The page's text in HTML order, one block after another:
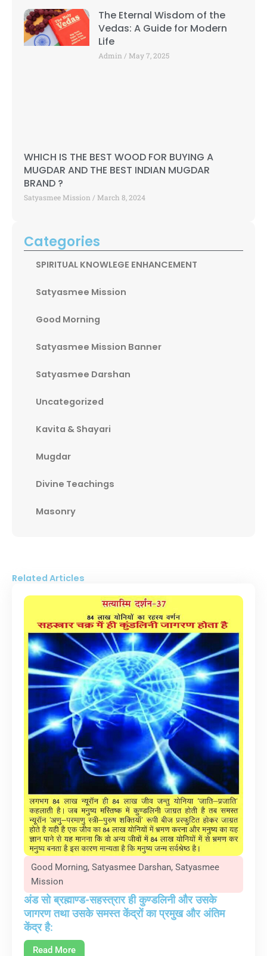
The Eternal Wisdom of the
Vedas: A Guide for Modern
Life
Admin May 7, 2025
WHICH IS THE BEST WOOD FOR BUYING A
MUGDAR AND THE BEST INDIAN MUGDAR
BRAND ?
Satyasmee Mission March 8, 2024
Categories
SPIRITUAL KNOWLEGE ENHANCEMENT
Satyasmee Mission
Good Morning
Satyasmee Mission Banner
Satyasmee Darshan
Uncategorized
Kavita & Shayari
Mugdar
Divine Teachings
Masonry
Related Articles
Good Morning, Satyasmee Darshan, Satyasmee
Mission
अंड सो ब्रह्माण्ड-सहस्त्रार ही कुण्डलिनी और उसके
जागरण तथा उसके समस्त केंद्रों का प्रमुख और अंतिम
केंद्र है:
Read More